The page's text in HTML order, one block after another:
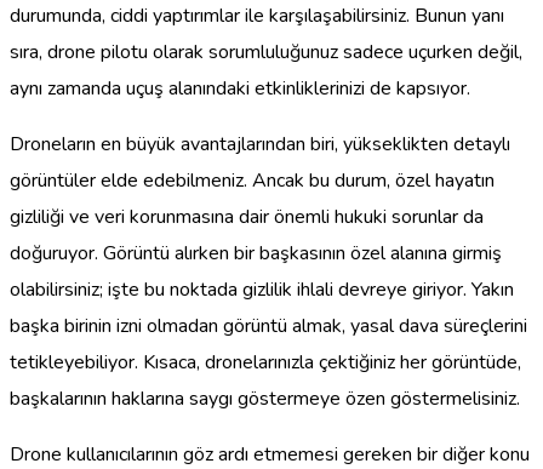
durumunda, ciddi yaptırımlar ile karşılaşabilirsiniz. Bunun yanı
sıra, drone pilotu olarak sorumluluğunuz sadece uçurken değil,
aynı zamanda uçuş alanındaki etkinliklerinizi de kapsıyor.
Droneların en büyük avantajlarından biri, yükseklikten detaylı
görüntüler elde edebilmeniz. Ancak bu durum, özel hayatın
gizliliği ve veri korunmasına dair önemli hukuki sorunlar da
doğuruyor. Görüntü alırken bir başkasının özel alanına girmiş
olabilirsiniz; işte bu noktada gizlilik ihlali devreye giriyor. Yakın
başka birinin izni olmadan görüntü almak, yasal dava süreçlerini
tetikleyebiliyor. Kısaca, dronelarınızla çektiğiniz her görüntüde,
başkalarının haklarına saygı göstermeye özen göstermelisiniz.
Drone kullanıcılarının göz ardı etmemesi gereken bir diğer konu